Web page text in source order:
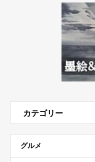
カテゴリー
グルメ